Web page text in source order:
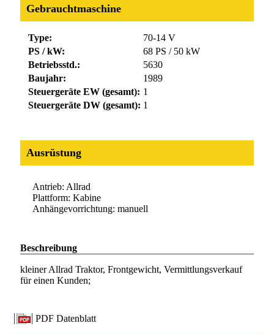
Gebrauchtmaschine
Type:
70-14 V
PS / kW:
68 PS / 50 kW
Betriebsstd.:
5630
Baujahr:
1989
Steuergeräte EW (gesamt): 1
Steuergeräte DW (gesamt): 1
Ausrüstung
Antrieb: Allrad
Plattform: Kabine
Anhängevorrichtung: manuell
Beschreibung
kleiner Allrad Traktor, Frontgewicht, Vermittlungsverkauf
für einen Kunden;
PDF Datenblatt